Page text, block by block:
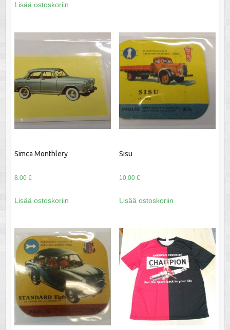
Lisää ostoskoriin
Simca Monthlery
8.00 €
Lisää ostoskoriin
Sisu
10.00 €
Lisää ostoskoriin